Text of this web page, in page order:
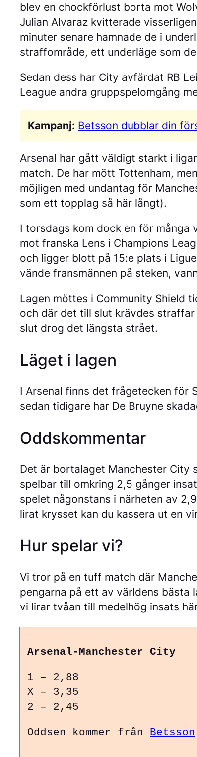
blev en chockförlust borta mot
Julian Alvaraz kvitterade
minuter senare hamnade de i
straffområde, ett underläge som
Sedan dess har City avfärdat RB
League andra gruppspelomgång
Kampanj: Betsson dubblar din
Arsenal har gått väldigt starkt i
match. De har mött Tottenham,
möjligen med undantag för
som ett topplag så här långt).
I torsdags kom dock en för
mot franska Lens i Champions
och ligger blott på 15:e plats i
vände fransmännen på steken,
Lagen möttes i Community Shield
och där det till slut krävdes
slut drog det längsta strået.
Läget i lagen
I Arsenal finns det frågetecken för
sedan tidigare har De Bruyne
Oddskommentar
Det är bortalaget Manchester City
spelbar till omkring 2,5 gånger
spelet någonstans i närheten av
lirat krysset kan du kassera ut en
Hur spelar vi?
Vi tror på en tuff match där
pengarna på ett av världens bästa
vi lirar tvåan till medelhög insats
Arsenal-Manchester City
1 – 2,88
X – 3,35
2 – 2,45
Oddsen kommer från Betsson